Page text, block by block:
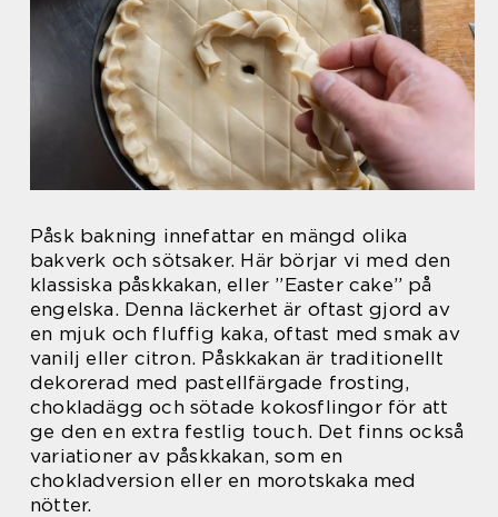
Påsk bakning innefattar en mängd olika
bakverk och sötsaker. Här börjar vi med den
klassiska påskkakan, eller ”Easter cake” på
engelska. Denna läckerhet är oftast gjord av
en mjuk och fluffig kaka, oftast med smak av
vanilj eller citron. Påskkakan är traditionellt
dekorerad med pastellfärgade frosting,
chokladägg och sötade kokosflingor för att
ge den en extra festlig touch. Det finns också
variationer av påskkakan, som en
chokladversion eller en morotskaka med
nötter.